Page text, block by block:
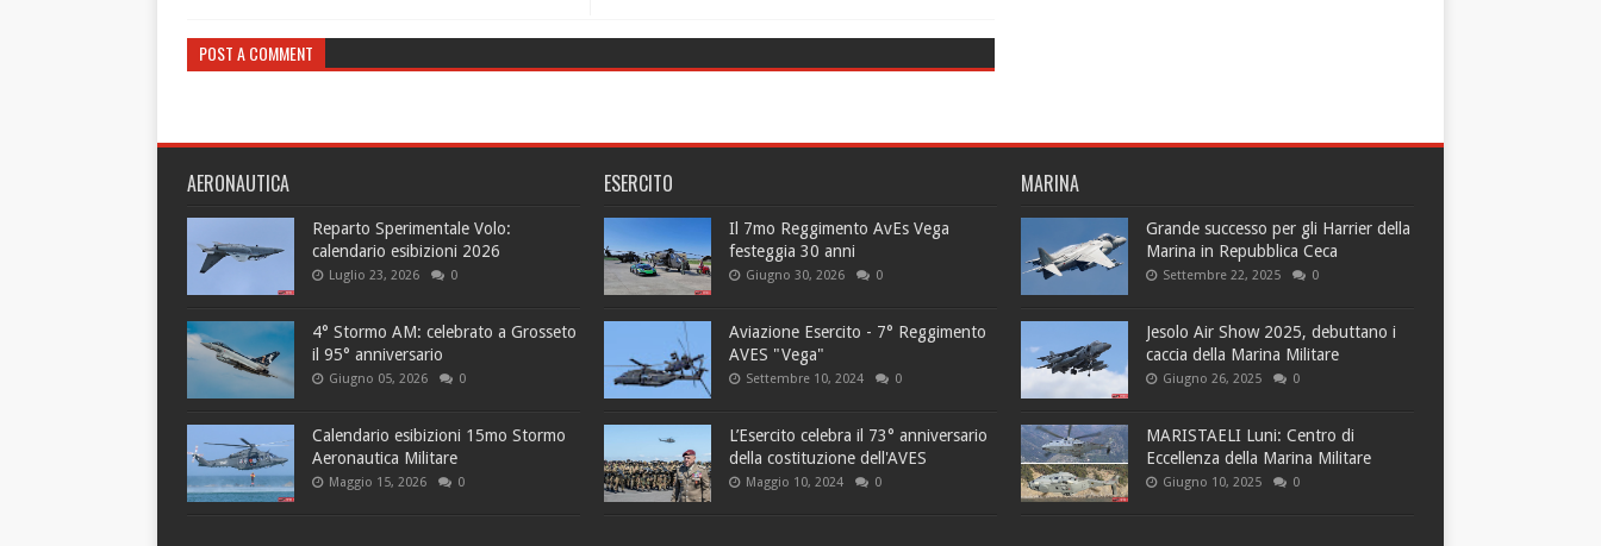
POST A COMMENT
AERONAUTICA
Reparto Sperimentale Volo:
calendario esibizioni 2026
Luglio 23, 2026 0
4° Stormo AM: celebrato a Grosseto
il 95° anniversario
Giugno 05, 2026 0
Calendario esibizioni 15mo Stormo
Aeronautica Militare
Maggio 15, 2026 0
ESERCITO
Il 7mo Reggimento AvEs Vega
festeggia 30 anni
Giugno 30, 2026 0
Aviazione Esercito - 7° Reggimento
AVES "Vega"
Settembre 10, 2024 0
L’Esercito celebra il 73° anniversario
della costituzione dell'AVES
Maggio 10, 2024 0
MARINA
Grande successo per gli Harrier della
Marina in Repubblica Ceca
Settembre 22, 2025 0
Jesolo Air Show 2025, debuttano i
caccia della Marina Militare
Giugno 26, 2025 0
MARISTAELI Luni: Centro di
Eccellenza della Marina Militare
Giugno 10, 2025 0